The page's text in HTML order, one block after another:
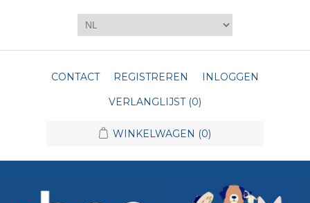
CONTACT REGISTREREN
INLOGGEN
VERLANGLIJST (0)
WINKELWAGEN (0)